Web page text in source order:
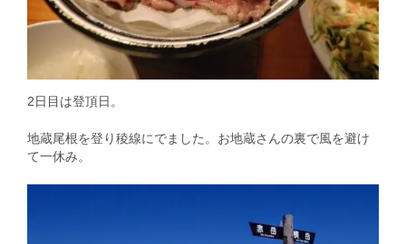
2日目は登頂日。
地蔵尾根を登り稜線にでました。お地蔵さんの裏で風を避け
て一休み。